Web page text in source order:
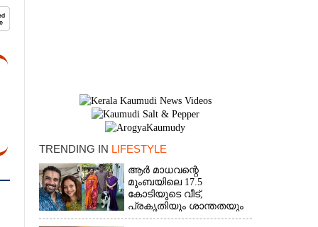
TRENDING IN LIFESTYLE
ആർ മാധവന്റെ
മുംബയിലെ 17.5
കോടിയുടെ വീട്,​
പ്രകൃതിയും ശാന്തതയും
നിറയുന്നയിടം